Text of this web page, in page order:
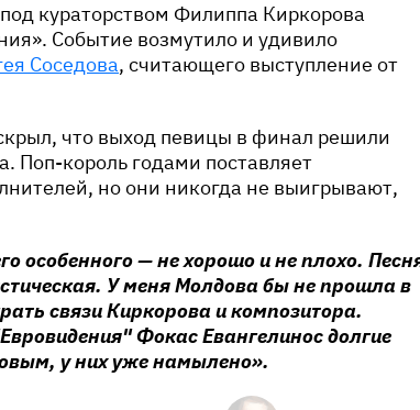
кураторством Филиппа Киркорова
Событие возмутило и удивило
Соседова, считающего выступление от
что выход певицы в финал решили
Поп-король годами поставляет
но они никогда не выигрывают,
особенного — не хорошо и не плохо.
У меня Молдова бы не прошла в
связи Киркорова и композитора.
Фокас Евангелинос долгие
у них уже намылено».